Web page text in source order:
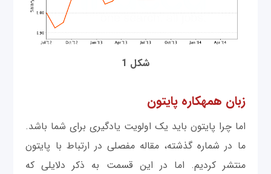
شکل 1
زبان همه‎کاره پایتون
اما چرا پایتون باید یک اولويت یادگیری برای شما باشد.
ما در شماره گذشته، مقاله مفصلی در ارتباط با پایتون
منتشر کردیم. اما در این قسمت به ذکر دلایلی که